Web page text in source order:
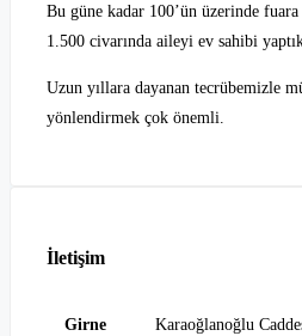
Bu güne kadar 100’ün üzerinde fuara
1.500 civarında aileyi ev sahibi
Uzun yıllara dayanan tecrübemizle
yönlendirmek çok önemli.
İletişim
Girne
Karaoğlanoğlu